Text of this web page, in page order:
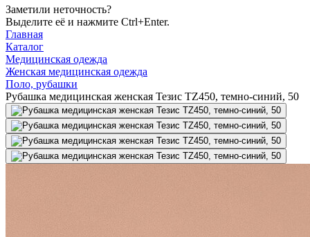
Заметили неточность?
Выделите её и нажмите Ctrl+Enter.
Главная
Каталог
Медицинская одежда
Женская медицинская одежда
Поло, рубашки
Рубашка медицинская женская Тезис TZ450, темно-синий, 50